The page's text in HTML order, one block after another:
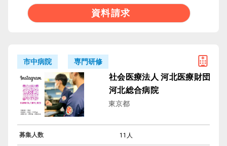
資料請求
市中病院 専門研修
社会医療法人 河北医療財団
河北総合病院
東京都
募集人数 11人